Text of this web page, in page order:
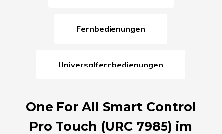
Fernbedienungen
Universalfernbedienungen
One For All Smart Control
Pro Touch (URC 7985) im